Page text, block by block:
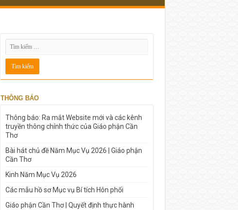
THÔNG BÁO
Thông báo: Ra mắt Website mới và các kênh
truyền thông chính thức của Giáo phận Cần
Thơ
Bài hát chủ đề Năm Mục Vụ 2026 | Giáo phận
Cần Thơ
Kinh Năm Mục Vụ 2026
Các mẫu hồ sơ Mục vụ Bí tích Hôn phối
Giáo phận Cần Thơ | Quyết định thực hành